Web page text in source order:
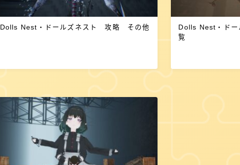
Dolls Nest・ドールズネスト 攻略 その他
Dolls Nest・ド
覧